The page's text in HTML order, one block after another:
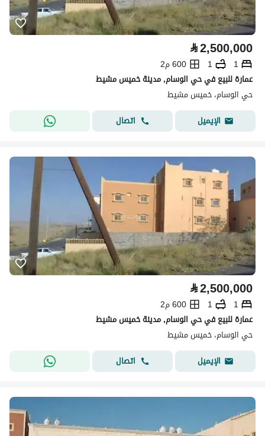
⃁2,500,000
1
1
600 م2
عمارة للبيع في حي الوسام, مدينة خميس مشيط
حي الوسام، خميس مشيط
الإيميل
اتصال
⃁2,500,000
1
1
600 م2
عمارة للبيع في حي الوسام, مدينة خميس مشيط
حي الوسام، خميس مشيط
الإيميل
اتصال